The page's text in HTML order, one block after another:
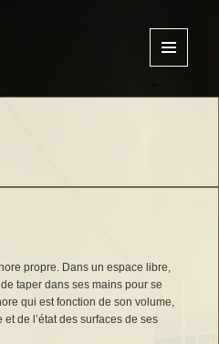
propre. Dans un espace libre,
taper dans ses mains pour se
qui est fonction de son volume,
de l’état des surfaces de ses